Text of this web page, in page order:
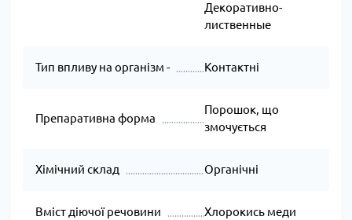
Декоративно-
лиственные
Тип впливу на організм - Контактні
Препаративна форма
Порошок, що
змочується
Хімічний склад Органічні
Вміст діючої речовини Хлорокись меди